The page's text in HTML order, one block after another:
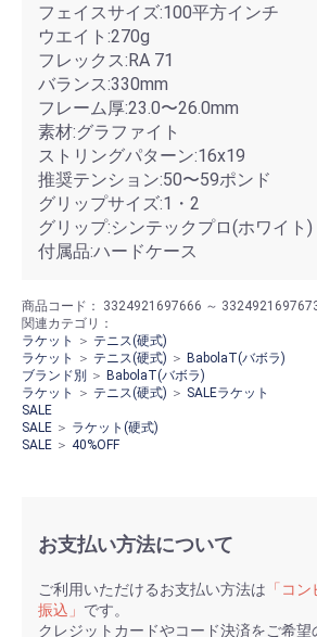
フェイスサイズ:100平方インチ
ウエイト:270g
フレックス:RA 71
バランス:330mm
フレーム厚:23.0〜26.0mm
素材:グラファイト
ストリングパターン:16x19
推奨テンション:50〜59ポンド
グリップサイズ:1・2
グリップ:シンテックプロ(ホワイト)
付属品:ハードケース
商品コード： 3324921697666 ～
関連カテゴリ：
ラケット
＞ テニス(硬式)
ラケット
＞ テニス(硬式) ＞ BabolaT(バボラ)
ブランド別
＞ BabolaT(バボラ)
ラケット
＞ テニス(硬式) ＞ SALEラケット
SALE
SALE ＞ ラケット(硬式)
SALE ＞ 40%OFF
お支払い方法について
ご利用いただけるお支払い方法は 「コ
振込」 です。
クレジットカードやコード決済をご希